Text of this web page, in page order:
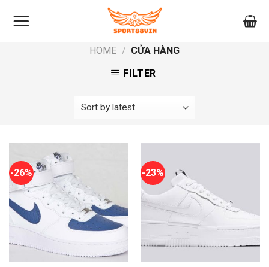
HOME / CỬA HÀNG
FILTER
-26% -23%